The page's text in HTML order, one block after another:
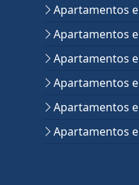
Apartamentos
Apartamentos
Apartamentos
Apartamentos
Apartamentos
Apartamentos